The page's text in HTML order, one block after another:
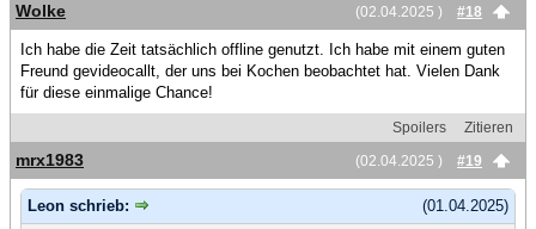
(02.04.2025 )
#18
Wolke
Ich habe die Zeit tatsächlich offline genutzt. Ich habe mit einem guten
Freund gevideocallt, der uns bei Kochen beobachtet hat. Vielen Dank
für diese einmalige Chance!
Spoilers
Zitieren
(02.04.2025 )
#19
mrx1983
(01.04.2025)
Leon schrieb: